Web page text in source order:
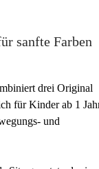
sanfte Farben
drei Original
für Kinder ab 1
und